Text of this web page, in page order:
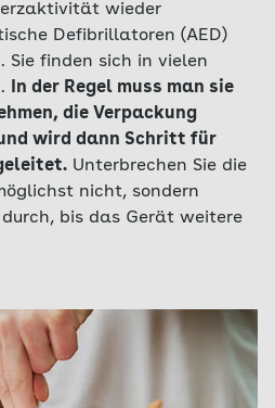
wieder
Defibrillatoren (AED)
Sie finden sich in vielen
In der Regel muss man sie
die Verpackung
wird dann Schritt für
Unterbrechen Sie die
nicht, sondern
bis das Gerät weitere